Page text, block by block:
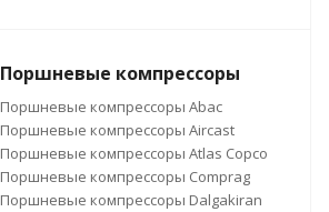
Поршневые компрессоры
Поршневые компрессоры Abac
Поршневые компрессоры Aircast
Поршневые компрессоры Atlas Copco
Поршневые компрессоры Comprag
Поршневые компрессоры Dalgakiran